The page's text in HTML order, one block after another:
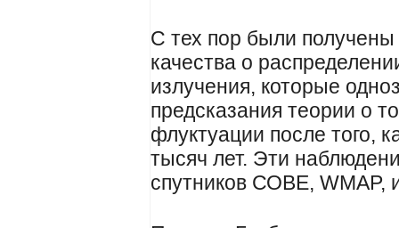
С тех пор были
качества о
излучения, которые
предсказания теории о
флуктуации после того,
тысяч лет. Эти
спутников СОВЕ, WMAP,